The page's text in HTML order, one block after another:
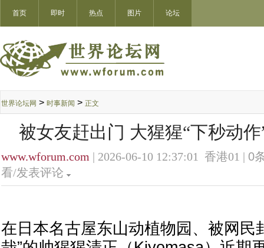
首页 即时 热点 图片 论坛
世界论坛网 > 时事新闻 > 正文
被女友赶出门 大猩猩“下秒动
www.wforum.com | 2026-06-10 12:37:01 香港01 | 0
看/发表评论
在日本名古屋东山动植物园、被网民